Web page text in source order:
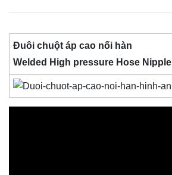
Đuôi chuột áp cao nối hàn
Welded High pressure Hose Nipple